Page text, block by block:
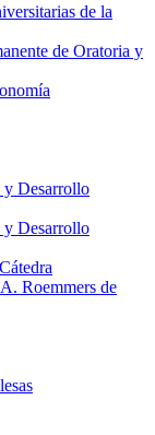
de la
de Oratoria y
y Desarrollo
y Desarrollo
Roemmers de